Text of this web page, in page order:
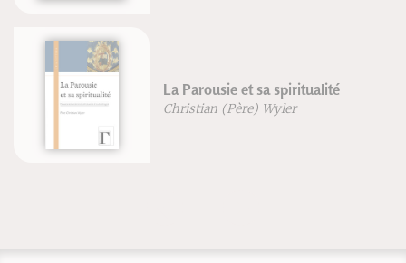
La Parousie et sa spiritualité
Christian (Père) Wyler